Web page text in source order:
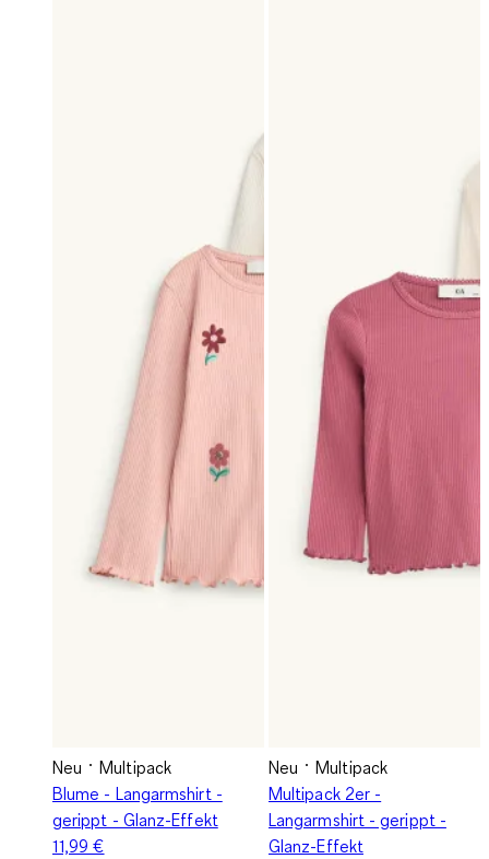
Neu
Multipack
Blume - Langarmshirt -
gerippt - Glanz-Effekt
11,99 €
Neu
Multipack
Multipack 2er -
Langarmshirt - gerippt -
Glanz-Effekt